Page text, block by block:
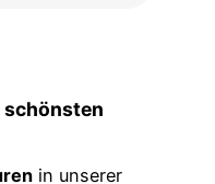
schönsten
in unserer